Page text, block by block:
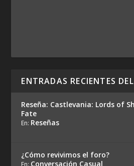
ENTRADAS RECIENTES
Reseña: Castlevania: Lords of
Fate
En: Reseñas
¿Cómo revivimos el foro?
Conversación Casual